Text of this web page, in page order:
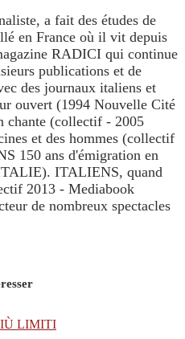
a fait des études de
en France où il vit depuis
RADICI qui continue
publications et de
des journaux italiens et
ouvert (1994 Nouvelle Cité
chante (collectif - 2005
et des hommes (collectif
150 ans d'émigration en
ITALIENS, quand
2013 - Mediabook
de nombreux spectacles